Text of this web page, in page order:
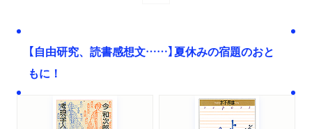
【自由研究、読書感想文……】夏休みの宿題のおと
もに！